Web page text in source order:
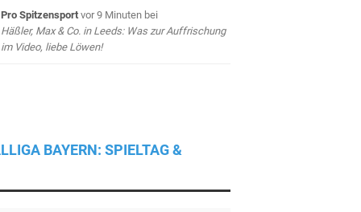
Pro Spitzensport vor 9 Minuten bei
Häßler, Max & Co. in Leeds: Was zur Auffrischung
im Video, liebe Löwen!
BAYERN: SPIELTAG &